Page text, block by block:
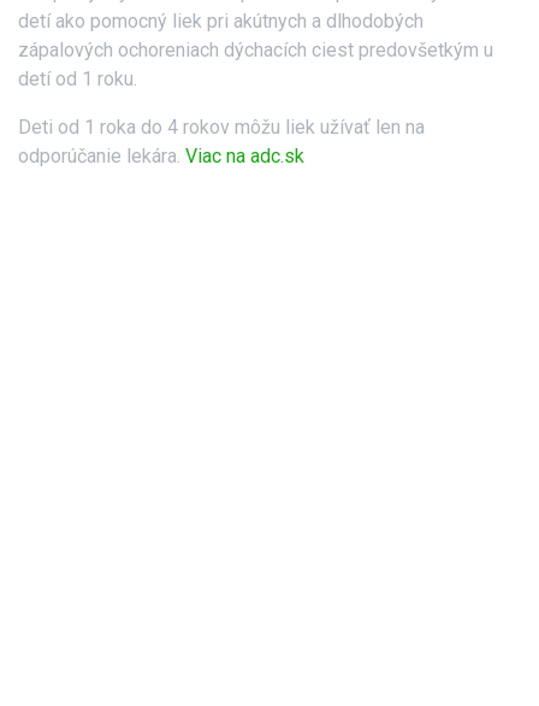
detí ako pomocný liek pri akútnych a dlhodobých
zápalových ochoreniach dýchacích ciest predovšetkým u
detí od 1 roku.
Deti od 1 roka do 4 rokov môžu liek užívať len na
odporúčanie lekára. Viac na adc.sk